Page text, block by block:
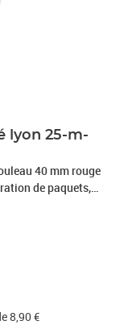
lyon 25-m-
40 mm rouge
de paquets,
DIY. Nos produits
: que ce soit pour un
le Nouvel An ou
rend rapidement les
8,90 €